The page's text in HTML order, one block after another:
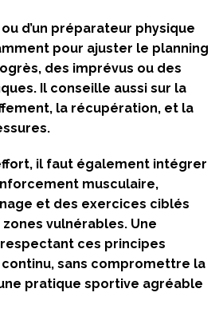
d’un préparateur physique
pour ajuster le planning
des imprévus ou des
Il conseille aussi sur la
la récupération, et la
il faut également intégrer
musculaire,
et des exercices ciblés
vulnérables. Une
ces principes
sans compromettre la
pratique sportive agréable